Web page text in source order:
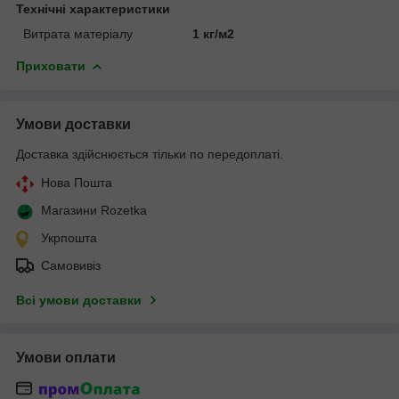
Технічні характеристики
Витрата матеріалу
1 кг/м2
Приховати
Умови доставки
Доставка здійснюється тільки по передоплаті.
Нова Пошта
Магазини Rozetka
Укрпошта
Самовивіз
Всі умови доставки
Умови оплати